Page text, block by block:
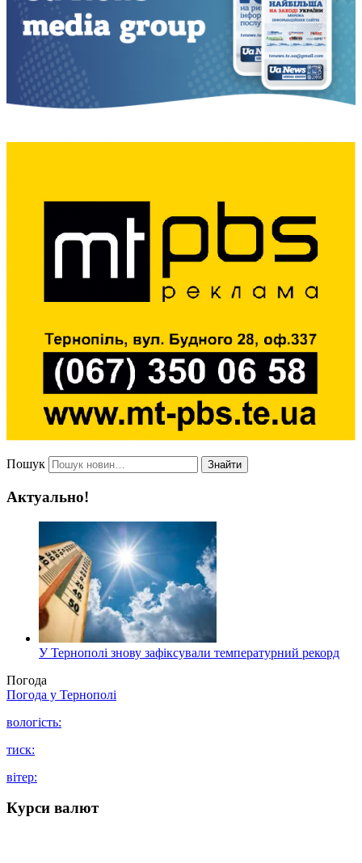
Пошук Знайти
Актуально!
У Тернополі знову зафіксували температурний рекорд
Погода
Погода у Тернополі
вологість:
тиск:
вітер:
Курси валют